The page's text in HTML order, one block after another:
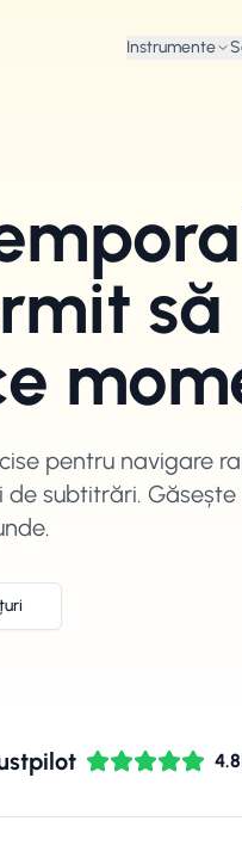
Instrumente
să
pentru navigare
subtitrări. Găsește
4.8